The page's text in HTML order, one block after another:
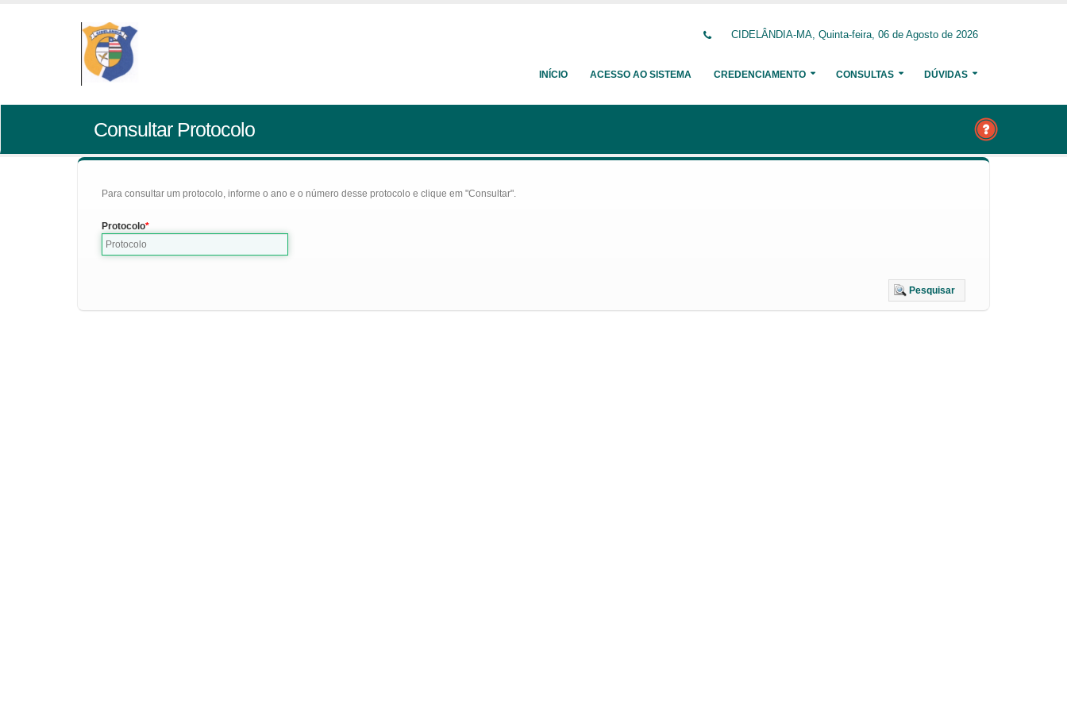
CIDELÂNDIA-MA, Quinta-feira, 06 de Agosto de 2026
INÍCIO ACESSO AO SISTEMA CREDENCIAMENTO CONSULTAS DÚVIDAS
Consultar Protocolo
Para consultar um protocolo, informe o ano e o número desse protocolo e clique em "Consultar".
Protocolo
Pesquisar